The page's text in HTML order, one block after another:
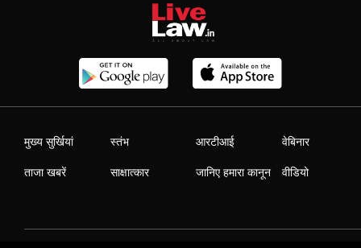
मुख्य सुर्खियां
ताजा खबरें
स्तंभ
साक्षात्कार
आरटीआई
जानिए हमारा कानून
वेबिनार
वीडियो